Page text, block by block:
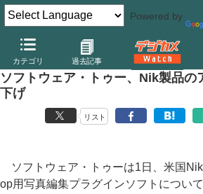
Powered by
カテゴリ 過去記事
デジカメ Watch PC/モバイル関連 アプ
ソフトウェア・トゥー、Nik製品の
下げ
リスト
ソフトウェア・トゥーは1日、米国
op用写真編集プラグインソフトについ